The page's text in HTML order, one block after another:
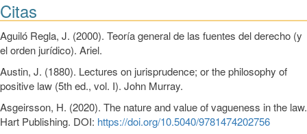
Citas
Aguiló Regla, J. (2000). Teoría general de las fuentes del derecho (y
el orden jurídico). Ariel.
Austin, J. (1880). Lectures on jurisprudence; or the philosophy of
positive law (5th ed., vol. I). John Murray.
Asgeirsson, H. (2020). The nature and value of vagueness in the law.
Hart Publishing. DOI: https://doi.org/10.5040/9781474202756